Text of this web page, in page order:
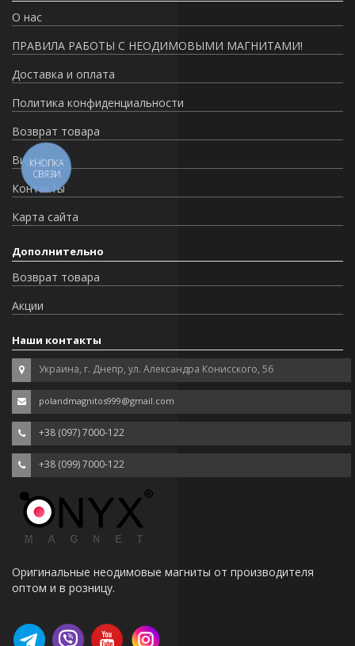
О нас
ПРАВИЛА РАБОТЫ С НЕОДИМОВЫМИ МАГНИТАМИ!
Доставка и оплата
Политика конфиденциальности
Возврат товара
Видео
Контакты
Карта сайта
Дополнительно
Возврат товара
Акции
Наши контакты
Украина, г. Днепр, ул. Александра Конисского, 56
polandmagnitos999@gmail.com
+38 (097) 7000-122
+38 (099) 7000-122
Оригинальные неодимовые магниты от производителя
оптом и в розницу.
КНОПКА
СВЯЗИ